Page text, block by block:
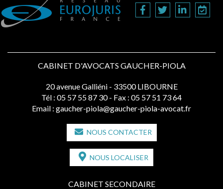
CABINET D'AVOCATS GAUCHER-PIOLA
20 avenue Galliéni - 33500 LIBOURNE
Tél : 05 57 55 87 30 - Fax : 05 57 51 73 64
Email : gaucher-piola@gaucher-piola-avocat.fr
NOUS CONTACTER
NOUS LOCALISER
CABINET SECONDAIRE